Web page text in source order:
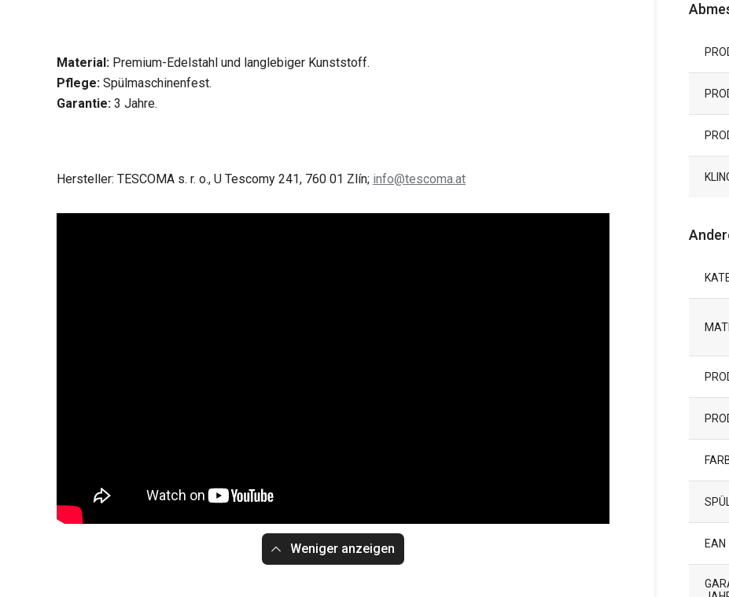
Material: Premium-Edelstahl und langlebiger Kunststoff.
Pflege: Spülmaschinenfest.
Garantie: 3 Jahre.
Hersteller: TESCOMA s. r. o., U Tescomy 241, 760 01 Zlín; info@tescoma.at
Weniger anzeigen EAN